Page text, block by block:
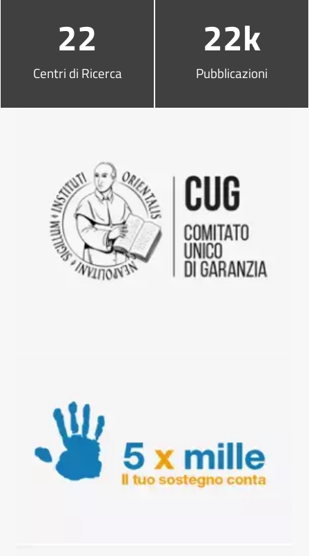
22
Centri di Ricerca
22k
Pubblicazioni